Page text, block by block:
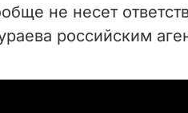
не несет
российским